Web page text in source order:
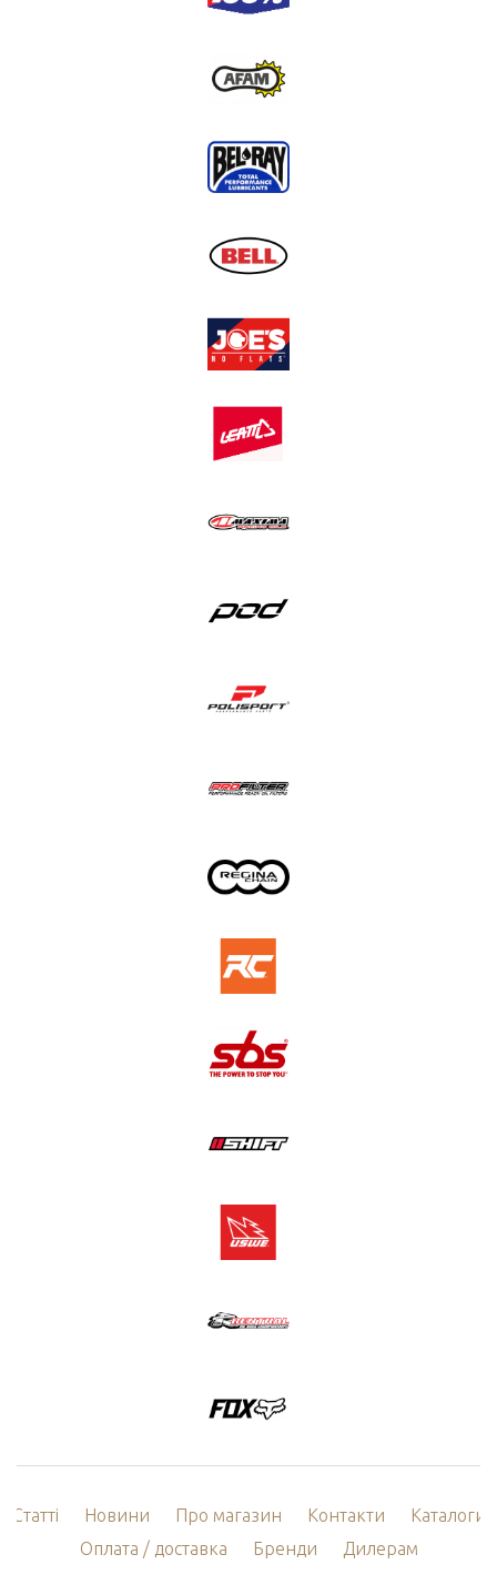
Статті Новини Про магазин Контакти
Каталоги
Оплата / доставка
Бренди Дилерам